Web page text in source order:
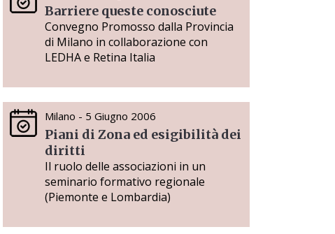
Barriere queste conosciute
Convegno Promosso dalla Provincia
di Milano in collaborazione con
LEDHA e Retina Italia
Milano - 5 Giugno 2006
Piani di Zona ed esigibilità dei
diritti
Il ruolo delle associazioni in un
seminario formativo regionale
(Piemonte e Lombardia)